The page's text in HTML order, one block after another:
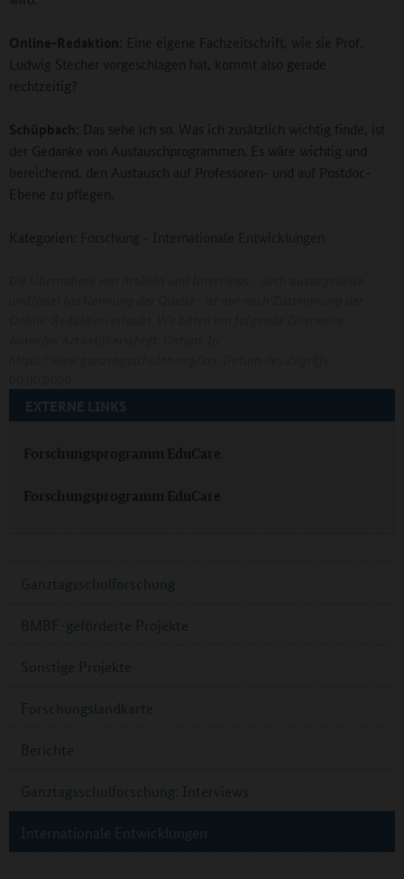
Online-Redaktion: Eine eigene Fachzeitschrift, wie sie Prof.
Ludwig Stecher vorgeschlagen hat, kommt also gerade
rechtzeitig?
Schüpbach: Das sehe ich so. Was ich zusätzlich wichtig finde, ist
der Gedanke von Austauschprogrammen. Es wäre wichtig und
bereichernd, den Austausch auf Professoren- und auf Postdoc-
Ebene zu pflegen.
Kategorien: Forschung - Internationale Entwicklungen
EXTERNE LINKS
Forschungsprogramm EduCare
Forschungsprogramm EduCare
Ganztagsschulforschung
BMBF-geförderte Projekte
Sonstige Projekte
Forschungslandkarte
Berichte
Ganztagsschulforschung: Interviews
Internationale Entwicklungen